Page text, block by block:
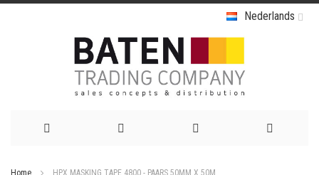
Nederlands
Home HPX MASKING TAPE 4800 - PAARS 50MM X 50M